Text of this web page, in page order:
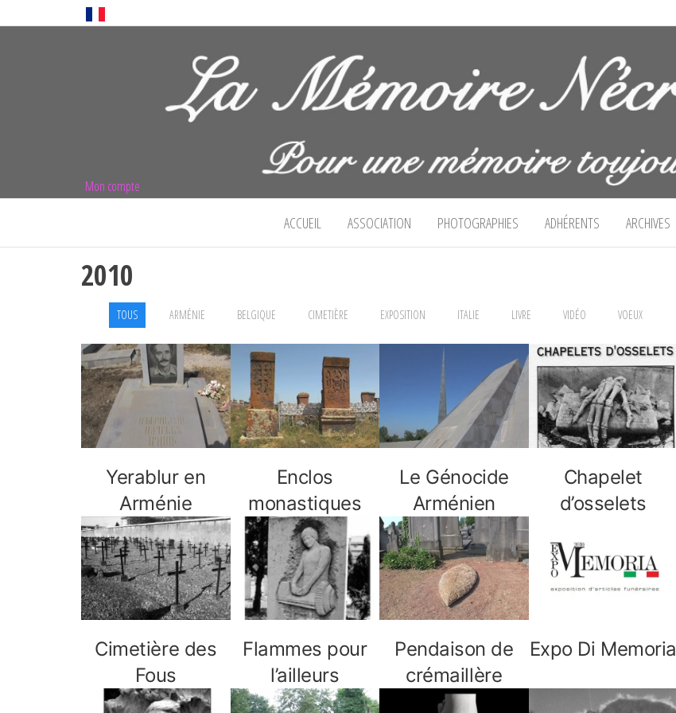
La mémoire nécropolitaine
Mon compte
ACCUEIL ASSOCIATION PHOTOGRAPHIES ADHÉRENTS ARCHIVES
2010
TOUS ARMÉNIE BELGIQUE CIMETIÈRE EXPOSITION ITALIE LIVRE VIDÉO VOEUX
Yerablur en
Arménie
Enclos
monastiques
Le Génocide
Arménien
Chapelet
d’osselets
Cimetière des
Fous
Flammes pour
l’ailleurs
Pendaison de
crémaillère
Expo Di Memoria